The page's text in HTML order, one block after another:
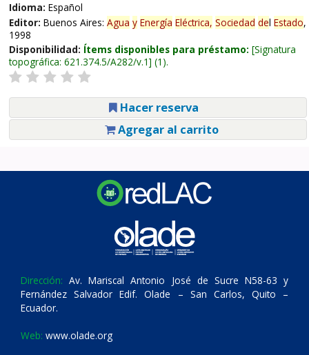
Idioma: Español
Editor: Buenos Aires: Agua y Energía Eléctrica, Sociedad del Estado,
1998
Disponibilidad: Ítems disponibles para préstamo: Signatura
topográfica: 621.374.5/A282/v.1 (1).
Hacer reserva
Agregar al carrito
Dirección: Av. Mariscal Antonio José de Sucre N58-63 y
Fernández Salvador Edif. Olade – San Carlos, Quito –
Ecuador.
Web: www.olade.org